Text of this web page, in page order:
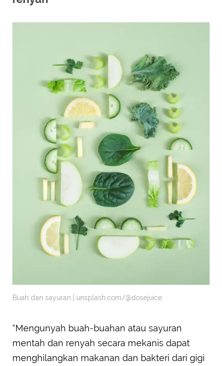
Buah dan sayuran | unsplash.com/@dosejuice
“Mengunyah buah-buahan atau sayuran
mentah dan renyah secara mekanis dapat
menghilangkan makanan dan bakteri dari gigi